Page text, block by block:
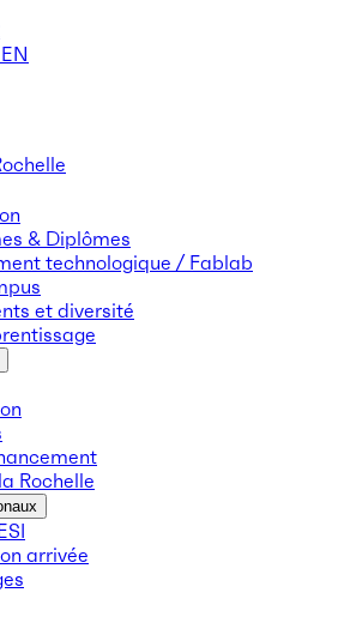
EN
& Diplômes
technologique / Fablab
et diversité
Rochelle
arrivée